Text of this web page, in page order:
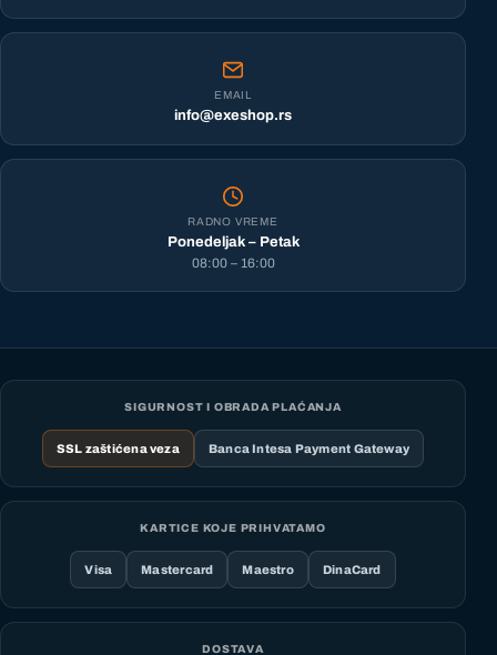
EMAIL
info@exeshop.rs
RADNO VREME
Ponedeljak – Petak
08:00 – 16:00
SIGURNOST I OBRADA PLAĆANJA
SSL zaštićena veza Banca Intesa Payment Gateway
KARTICE KOJE PRIHVATAMO
Visa Mastercard Maestro DinaCard
DOSTAVA